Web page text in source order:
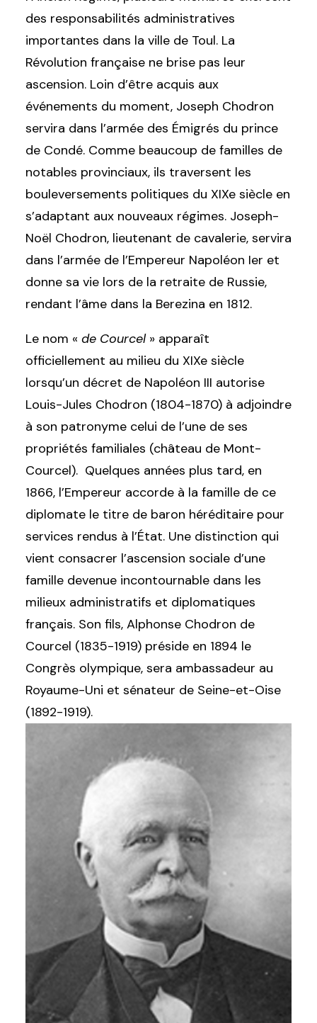
des responsabilités administratives
importantes dans la ville de Toul. La
Révolution française ne brise pas leur
ascension. Loin d’être acquis aux
événements du moment, Joseph Chodron
servira dans l’armée des Émigrés du prince
de Condé. Comme beaucoup de familles de
notables provinciaux, ils traversent les
bouleversements politiques du XIXe siècle en
s’adaptant aux nouveaux régimes. Joseph-
Noël Chodron, lieutenant de cavalerie, servira
dans l’armée de l’Empereur Napoléon Ier et
donne sa vie lors de la retraite de Russie,
rendant l’âme dans la Berezina en 1812.
Le nom « de Courcel» apparaît
officiellement au milieu du XIXe siècle
lorsqu’un décret de Napoléon III autorise
Louis-Jules Chodron (1804-1870) à adjoindre
à son patronyme celui de l’une de ses
propriétés familiales (château de Mont-
Courcel). Quelques années plus tard, en
1866, l’Empereur accorde à la famille de ce
diplomate le titre de baron héréditaire pour
services rendus à l’État. Une distinction qui
vient consacrer l’ascension sociale d’une
famille devenue incontournable dans les
milieux administratifs et diplomatiques
français. Son fils, Alphonse Chodron de
Courcel (1835-1919) préside en 1894 le
Congrès olympique, sera ambassadeur au
Royaume-Uni et sénateur de Seine-et-Oise
(1892-1919).